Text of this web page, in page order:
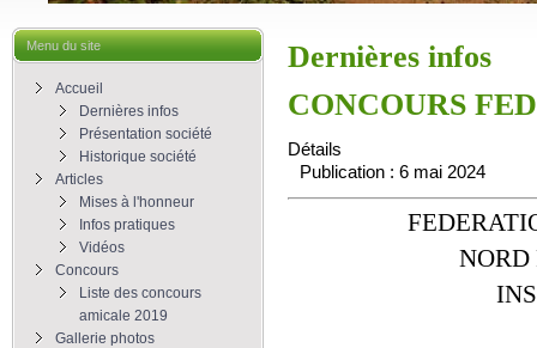
Menu du site
Accueil
Dernières infos
Présentation société
Historique société
Articles
Mises à l'honneur
Infos pratiques
Vidéos
Concours
Liste des concours
amicale 2019
Gallerie photos
Dernières infos
CONCOURS
Détails
Publication : 6 mai 2024
NORD